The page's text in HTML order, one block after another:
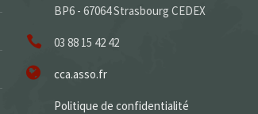
BP6 - 67064 Strasbourg CEDEX
03 88 15 42 42
cca.asso.fr
Politique de confidentialité